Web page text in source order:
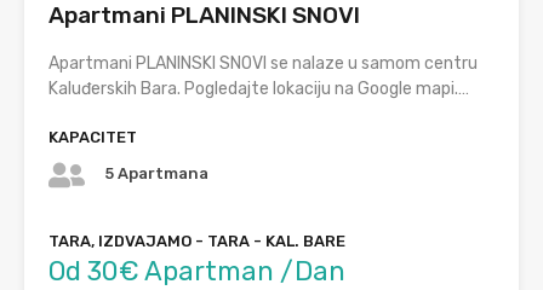
Apartmani PLANINSKI SNOVI
Apartmani PLANINSKI SNOVI se nalaze u samom centru
Kaluđerskih Bara. Pogledajte lokaciju na Google mapi.…
KAPACITET
5 Apartmana
TARA, IZDVAJAMO - TARA - KAL. BARE
Od 30€ Apartman /Dan